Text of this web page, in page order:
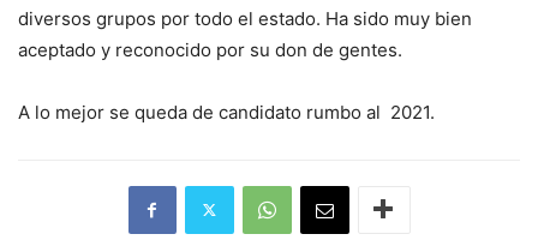
diversos grupos por todo el estado. Ha sido muy bien
aceptado y reconocido por su don de gentes.
A lo mejor se queda de candidato rumbo al 2021.